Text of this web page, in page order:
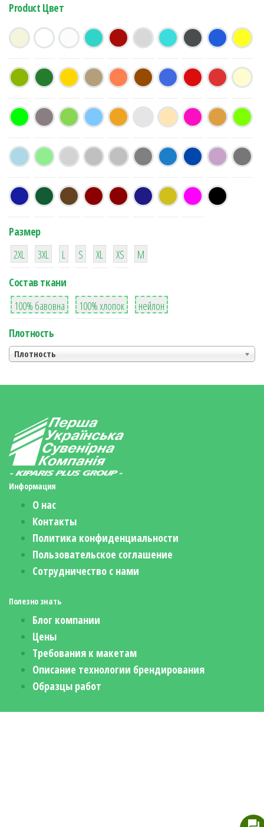
Product Цвет
Размер
38
2XL
16
3XL
42
L
42
S
42
XL XS
М
Состав ткани
8
100% бавовна
36
100% хлопок
2
нейлон
Плотность
Плотность
Информация
О нас
Контакты
Политика конфиденциальности
Пользовательское соглашение
Сотрудничество с нами
Полезно знать
Блог компании
Цены
Требования к макетам
Описание технологии брендирования
Образцы работ